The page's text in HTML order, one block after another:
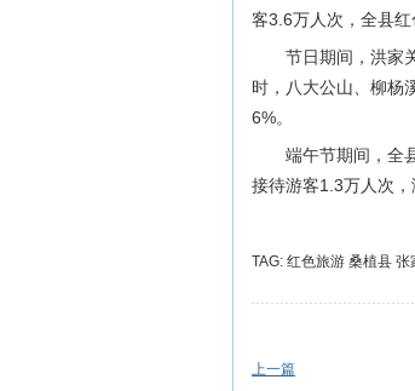
客3.6万人次，全县红
节日期间，洪家
时，八大公山、柳杨
6%。
端午节期间，全
接待游客1.3万人次，
TAG: 红色旅游 桑植县 张
上一篇